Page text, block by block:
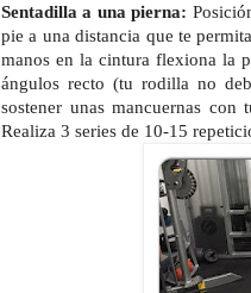
Sentadilla a una pierna:
pie a una distancia que te
manos en la cintura flexiona la
ángulos recto (tu rodilla no
sostener unas mancuernas
Realiza 3 series de 10-15